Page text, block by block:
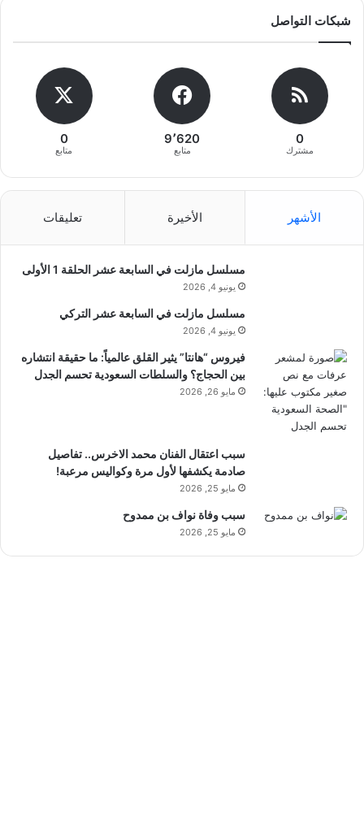
شبكات التواصل
0
مشترك
9٬620
متابع
0
متابع
الأشهر الأخيرة تعليقات
مسلسل مازلت في السابعة عشر الحلقة 1 الأولى
يونيو 4, 2026
مسلسل مازلت في السابعة عشر التركي
يونيو 4, 2026
فيروس “هانتا” يثير القلق عالمياً: ما حقيقة انتشاره
بين الحجاج؟ والسلطات السعودية تحسم الجدل
مايو 26, 2026
سبب اعتقال الفنان محمد الاخرس.. تفاصيل
صادمة يكشفها لأول مرة وكواليس مرعبة!
مايو 25, 2026
سبب وفاة نواف بن ممدوح
مايو 25, 2026